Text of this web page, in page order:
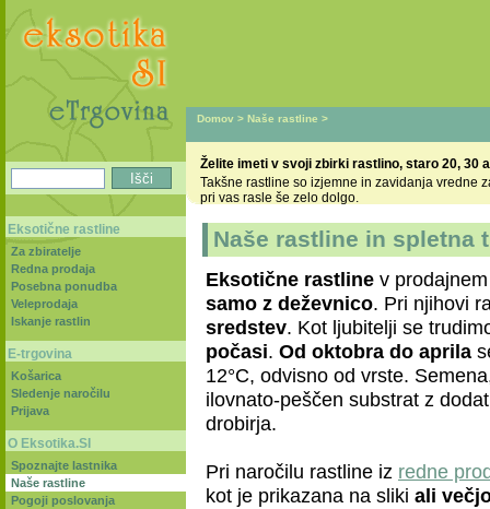
Domov > Naše rastline >
Želite imeti v svoji zbirki rastlino, staro 20, 30
Takšne rastline so izjemne in zavidanja vredne
pri vas rasle še zelo dolgo.
Naše rastline in spletna
Eksotične rastline v
samo z deževnico. Pri njihovi
sredstev. Kot ljubitelji se
počasi. Od oktobra do aprila
12°C, odvisno od vrste.
ilovnato-peščen substrat z
drobirja.
Pri naročilu rastline iz redne
kot je prikazana na sliki ali
Eksotične rastline
Za zbiratelje
Redna prodaja
Posebna ponudba
Veleprodaja
Iskanje rastlin
E-trgovina
Košarica
Sledenje naročilu
Prijava
O Eksotika.SI
Spoznajte lastnika
Naše rastline
Pogoji poslovanja